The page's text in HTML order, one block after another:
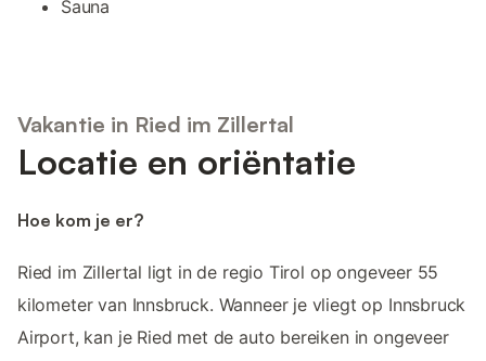
Sauna
Vakantie in Ried im Zillertal
Locatie en oriëntatie
Hoe kom je er?
Ried im Zillertal ligt in de regio Tirol op ongeveer 55
kilometer van Innsbruck. Wanneer je vliegt op Innsbruck
Airport, kan je Ried met de auto bereiken in ongeveer